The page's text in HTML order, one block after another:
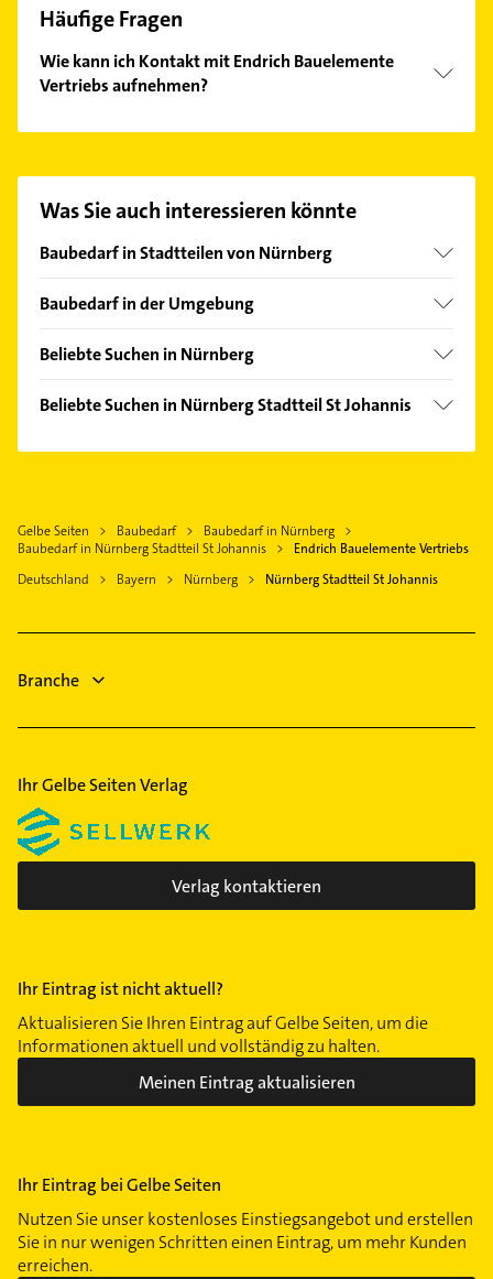
Häufige Fragen
Wie kann ich Kontakt mit Endrich Bauelemente
Vertriebs aufnehmen?
finden Sie alleKontaktdaten.
Was Sie auch interessieren könnte
Baubedarf in Stadtteilen von Nürnberg
Gebersdorf
Hafen
Kleinreuth b Schweinau
Langwasser
Schweinau
Seeleinsbühl
Baubedarf in der Umgebung
Fürth Bayern
Röthenbach an der Pegnitz
Eckental
Erlangen
Lauf an der Pegnitz
Beliebte Suchen in Nürnberg
Physikalische Therapie
Krankengymnastik
Ärztehaus
Hausarzt
Arzt
Gartenbau & Landschaftsbau
Beliebte Suchen in Nürnberg Stadtteil St Johannis
Zahnarzt
Arzt
Gasinstallateur
Sanitärinstallation
Gelbe Seiten Baubedarf
Baubedarf in Nürnberg
Baubedarf in Nürnberg Stadtteil St Johannis
Endrich Bauelemente Vertriebs
Deutschland
Bayern Nürnberg Nürnberg Stadtteil St Johannis
Branche
Ihr Gelbe Seiten Verlag
Verlag kontaktieren
Ihr Eintrag ist nicht aktuell?
Aktualisieren Sie Ihren Eintrag auf Gelbe Seiten, um die
Informationen aktuell und vollständig zu halten.
Meinen Eintrag aktualisieren
Ihr Eintrag bei Gelbe Seiten
Nutzen Sie unser kostenloses Einstiegsangebot und erstellen
Sie in nur wenigen Schritten einen Eintrag, um mehr Kunden
erreichen.